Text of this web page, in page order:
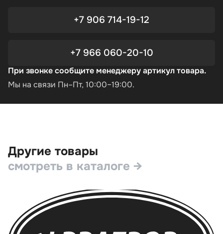
+7 906 714-19-12
+7 966 060-20-10
При звонке сообщите менеджеру артикул товара.
Мы на связи Пн–Пт, 10:00–19:00.
Другие товары
смотреть в каталоге →